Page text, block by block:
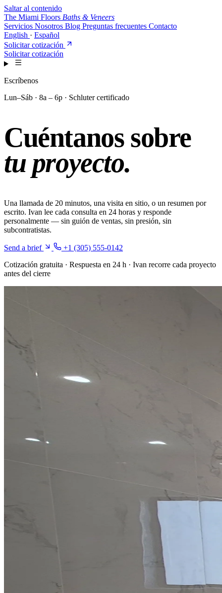
Saltar al contenido
The Miami Floors Baths & Veneers
Servicios Nosotros Blog Preguntas frecuentes Contacto
English · Español
Solicitar cotización
Solicitar cotización
Escríbenos
Lun–Sáb · 8a – 6p · Schluter certificado
Cuéntanos sobre
tu proyecto.
Una llamada de 20 minutos, una visita en sitio, o un resumen por
escrito. Ivan lee cada consulta en 24 horas y responde
personalmente — sin guión de ventas, sin presión, sin
subcontratistas.
Send a brief
+1 (305) 555-0142
Cotización gratuita · Respuesta en 24 h · Ivan recorre cada proyecto
antes del cierre